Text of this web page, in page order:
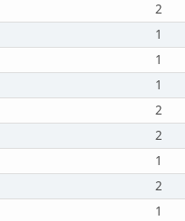
2
1
1
1
2
2
1
2
1